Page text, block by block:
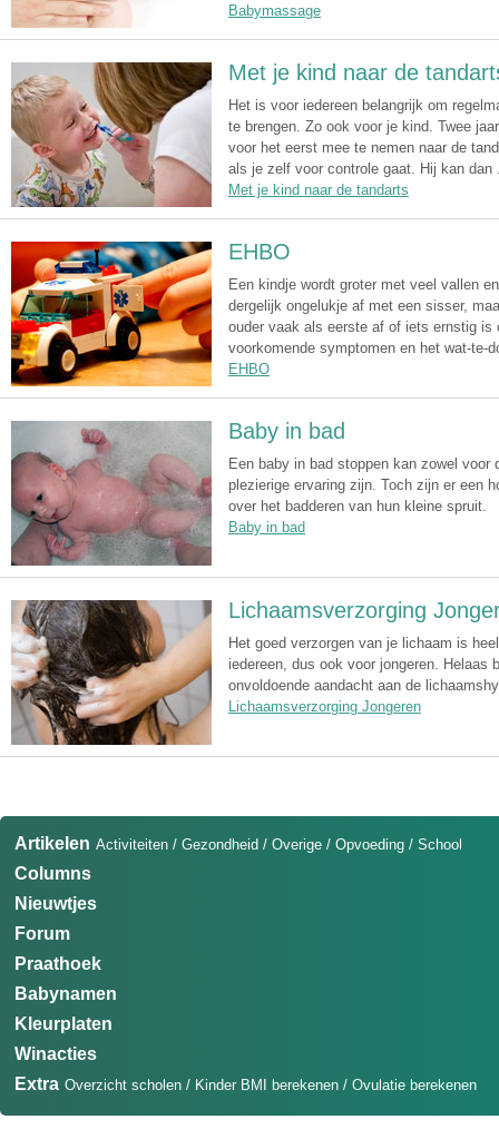
Babymassage
Met je kind naar de
Het is voor iedereen belangrijk om
te brengen. Zo ook voor je kind. Twee
voor het eerst mee te nemen naar de
als je zelf voor controle gaat. Hij kan dan
Met je kind naar de tandarts
EHBO
Een kindje wordt groter met veel vallen
dergelijk ongelukje af met een sisser,
ouder vaak als eerste af of iets ernstig is
voorkomende symptomen en het wat-te-
EHBO
Baby in bad
Een baby in bad stoppen kan zowel voor
plezierige ervaring zijn. Toch zijn er een
over het badderen van hun kleine spruit.
Baby in bad
Lichaamsverzorging
Het goed verzorgen van je lichaam is
iedereen, dus ook voor jongeren. Helaas
onvoldoende aandacht aan de
Lichaamsverzorging Jongeren
Artikelen Activiteiten / Gezondheid / Overige / Opvoeding / School
Columns
Nieuwtjes
Forum
Praathoek
Babynamen
Kleurplaten
Winacties
Extra Overzicht scholen / Kinder BMI berekenen / Ovulatie berekenen